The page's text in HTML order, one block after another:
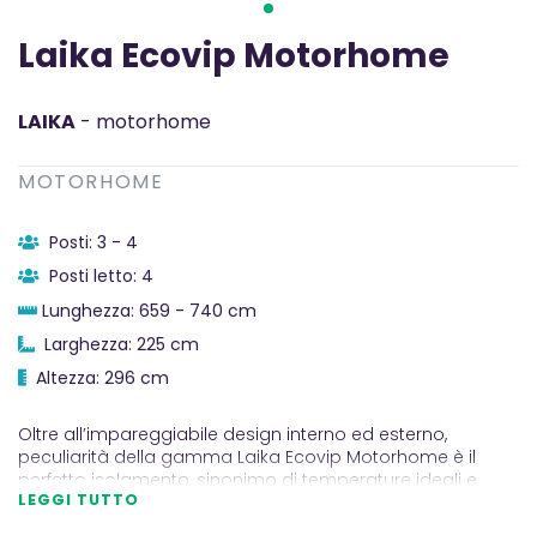
Laika Ecovip Motorhome
LAIKA - motorhome
MOTORHOME
Posti: 3 - 4
Posti letto: 4
Lunghezza: 659 - 740 cm
Larghezza: 225 cm
Altezza: 296 cm
Oltre all’impareggiabile design interno ed esterno,
peculiarità della gamma Laika Ecovip Motorhome è il
perfetto isolamento, sinonimo di temperature ideali e
massimo comfort tutto l’anno.
LEGGI TUTTO